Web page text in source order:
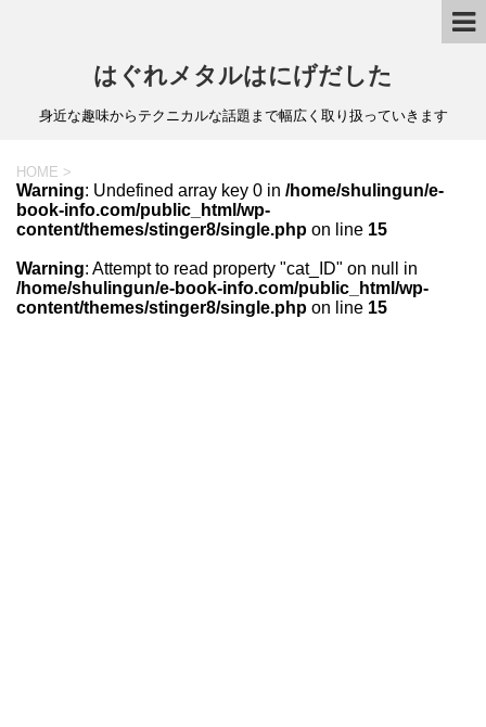
はぐれメタルはにげだした
身近な趣味からテクニカルな話題まで幅広く取り扱っていきます
HOME >
Warning: Undefined array key 0 in /home/shulingun/e-
book-info.com/public_html/wp-
content/themes/stinger8/single.php on line 15
Warning: Attempt to read property "cat_ID" on null in
/home/shulingun/e-book-info.com/public_html/wp-
content/themes/stinger8/single.php on line 15